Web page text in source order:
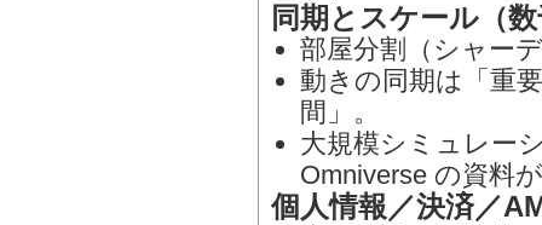
同期とスケール（
部屋分割（シャー
動きの同期は「重
間」。
大規模シミュレー
Omniverse の資料
個人情報／決済／